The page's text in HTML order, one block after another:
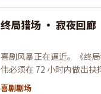
热门
终局猎场 · 寂夜回廊
喜剧风暴正在逼近。《终
伟必须在 72 小时内做出
划被彻底打乱。
喜剧剧场